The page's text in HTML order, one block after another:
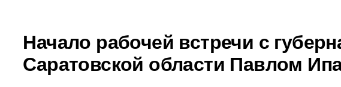
Начало рабочей встречи с
Саратовской области Павлом